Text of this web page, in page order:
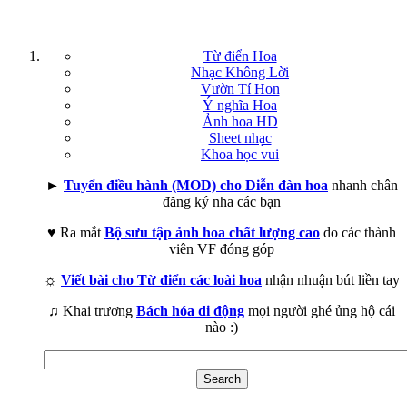
Từ điển Hoa
Nhạc Không Lời
Vườn Tí Hon
Ý nghĩa Hoa
Ảnh hoa HD
Sheet nhạc
Khoa học vui
► Tuyển điều hành (MOD) cho Diễn đàn hoa nhanh chân
đăng ký nha các bạn
♥ Ra mắt Bộ sưu tập ảnh hoa chất lượng cao do các thành
viên VF đóng góp
☼ Viết bài cho Từ điển các loài hoa nhận nhuận bút liền tay
♫ Khai trương Bách hóa di động mọi người ghé ủng hộ cái
nào :)